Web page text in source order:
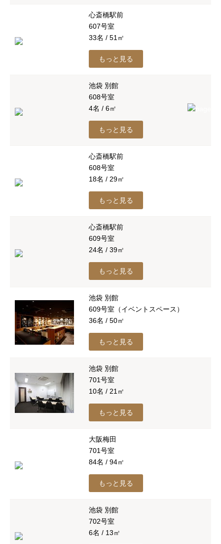
心斎橋駅前
607号室
33名 / 51㎡
もっと見る
池袋 別館
608号室
4名 / 6㎡
もっと見る
心斎橋駅前
608号室
18名 / 29㎡
もっと見る
心斎橋駅前
609号室
24名 / 39㎡
もっと見る
池袋 別館
609号室（イベントスペース）
36名 / 50㎡
もっと見る
池袋 別館
701号室
10名 / 21㎡
もっと見る
大阪梅田
701号室
84名 / 94㎡
もっと見る
池袋 別館
702号室
6名 / 13㎡